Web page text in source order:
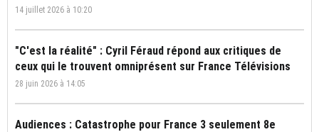
14 juillet 2026 à 10:20
"C'est la réalité" : Cyril Féraud répond aux critiques de
ceux qui le trouvent omniprésent sur France Télévisions
28 juin 2026 à 14:05
Audiences : Catastrophe pour France 3 seulement 8e